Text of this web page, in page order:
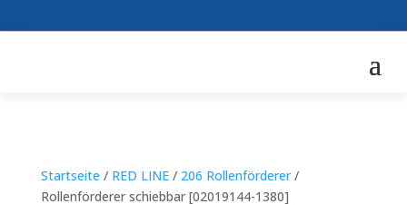
Startseite / RED LINE/ 206 Rollenförderer/
Rollenförderer schiebbar [02019144-1380]